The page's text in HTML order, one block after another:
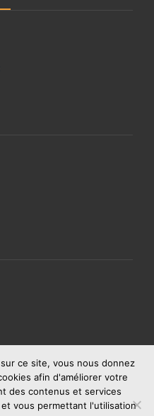
ce site, vous nous donnez
afin d'améliorer votre
des contenus et services
vous permettant l'utilisation